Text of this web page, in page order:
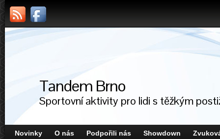
Tandem Brno
Sportovní aktivity pro lidi s těžkým
Novinky O nás Podpořili nás Showdown